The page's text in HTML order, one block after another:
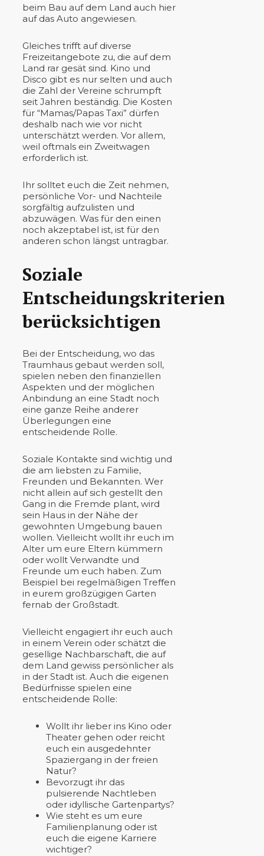
beim Bau auf dem Land auch hier
auf das Auto angewiesen.
Gleiches trifft auf diverse
Freizeitangebote zu, die auf dem
Land rar gesät sind. Kino und
Disco gibt es nur selten und auch
die Zahl der Vereine schrumpft
seit Jahren beständig. Die Kosten
für “Mamas/Papas Taxi” dürfen
deshalb nach wie vor nicht
unterschätzt werden. Vor allem,
weil oftmals ein Zweitwagen
erforderlich ist.
Ihr solltet euch die Zeit nehmen,
persönliche Vor- und Nachteile
sorgfältig aufzulisten und
abzuwägen. Was für den einen
noch akzeptabel ist, ist für den
anderen schon längst untragbar.
Soziale
Entscheidungskriterien
berücksichtigen
Bei der Entscheidung, wo das
Traumhaus gebaut werden soll,
spielen neben den finanziellen
Aspekten und der möglichen
Anbindung an eine Stadt noch
eine ganze Reihe anderer
Überlegungen eine
entscheidende Rolle.
Soziale Kontakte sind wichtig und
die am liebsten zu Familie,
Freunden und Bekannten. Wer
nicht allein auf sich gestellt den
Gang in die Fremde plant, wird
sein Haus in der Nähe der
gewohnten Umgebung bauen
wollen. Vielleicht wollt ihr euch im
Alter um eure Eltern kümmern
oder wollt Verwandte und
Freunde um euch haben. Zum
Beispiel bei regelmäßigen Treffen
in eurem großzügigen Garten
fernab der Großstadt.
Vielleicht engagiert ihr euch auch
in einem Verein oder schätzt die
gesellige Nachbarschaft, die auf
dem Land gewiss persönlicher als
in der Stadt ist. Auch die eigenen
Bedürfnisse spielen eine
entscheidende Rolle:
Wollt ihr lieber ins Kino oder
Theater gehen oder reicht
euch ein ausgedehnter
Spaziergang in der freien
Natur?
Bevorzugt ihr das
pulsierende Nachtleben
oder idyllische Gartenpartys?
Wie steht es um eure
Familienplanung oder ist
euch die eigene Karriere
wichtiger?